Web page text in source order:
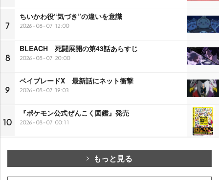
7
ちいかわ役“気づき”の違いを意識
2026-08-07 12:00
8
BLEACH 死闘展開の第43話あらすじ
2026-08-07 20:00
9
ベイブレードX 最新話にネット衝撃
2026-08-07 19:03
10
『ポケモン公式ぜんこく図鑑』発売
2026-08-07 00:11
もっと見る